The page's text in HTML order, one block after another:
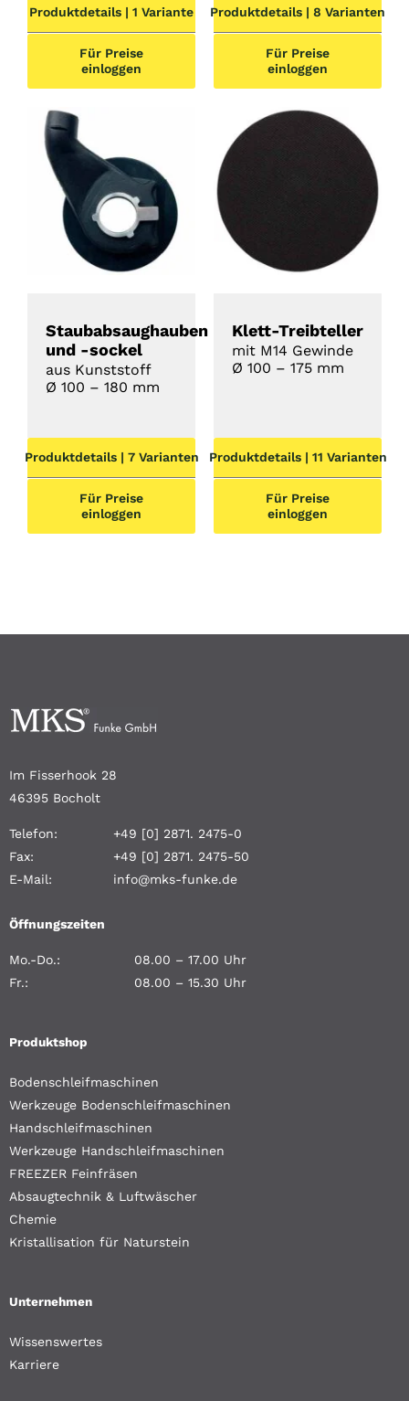
Produktdetails | 1 Variante
Für Preise
einloggen
Produktdetails | 8 Varianten
Für Preise
einloggen
DETAILS
Staubabsaughauben
und -sockel
aus Kunststoff
Ø 100 – 180 mm
Produktdetails | 7 Varianten
Für Preise
einloggen
Klett-Treibteller
mit M14 Gewinde
Ø 100 – 175 mm
Produktdetails | 11 Varianten
Für Preise
einloggen
Im Fisserhook 28
46395 Bocholt
Telefon:
+49 [0] 2871. 2475-0
Fax:
+49 [0] 2871. 2475-50
E-Mail:
info@mks-funke.de
Öffnungszeiten
Mo.-Do.:
08.00 – 17.00 Uhr
Fr.:
08.00 – 15.30 Uhr
Produktshop
Bodenschleifmaschinen
Werkzeuge Bodenschleifmaschinen
Handschleifmaschinen
Werkzeuge Handschleifmaschinen
FREEZER Feinfräsen
Absaugtechnik & Luftwäscher
Chemie
Kristallisation für Naturstein
Unternehmen
Wissenswertes
Karriere